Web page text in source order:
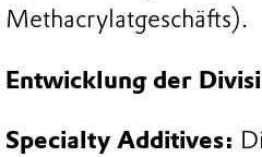
Methacrylatgeschäfts).
Entwicklung der
Specialty Additives: